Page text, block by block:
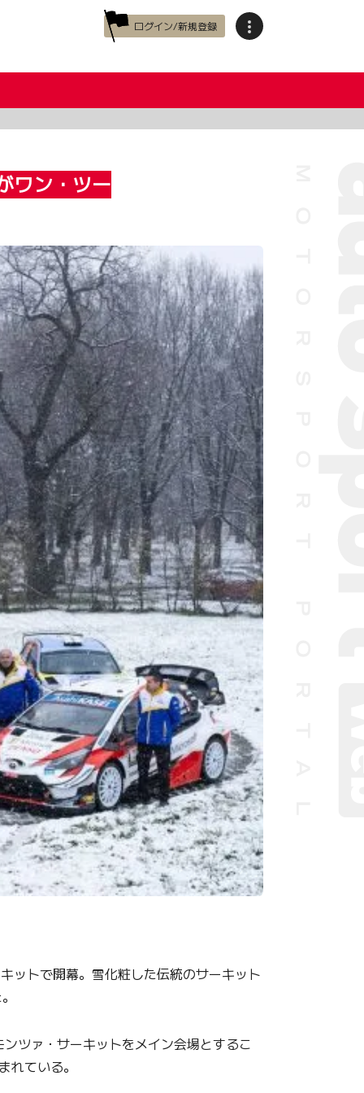
ログイン/新規登録
ワン・ツー
トで開幕。雪化粧した伝統のサーキット
ツァ・サーキットをメイン会場とするこ
ている。